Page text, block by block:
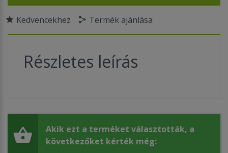
Kedvencekhez Termék ajánlása
Részletes leírás
Akik ezt a terméket választották, a
következőket kérték még: